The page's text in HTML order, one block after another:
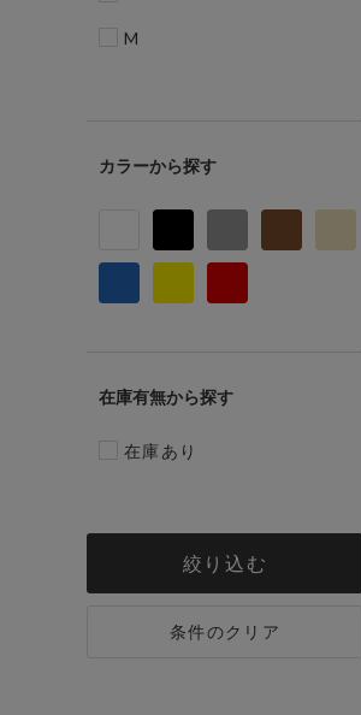
M
カラー
在庫有無
在庫あり
絞り込む
条件のクリア